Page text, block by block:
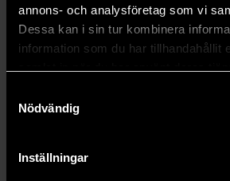
annons- och analysföretag som vi
Dessa kan i sin tur kombinera
information som du har tillhandahållit
Nödvändig
Inställningar
Beställ